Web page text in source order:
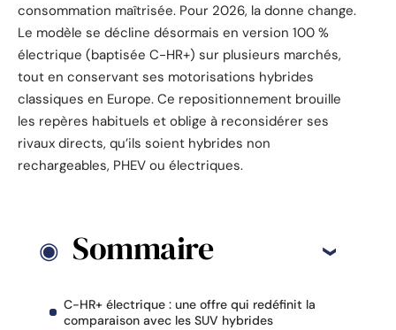
consommation maîtrisée. Pour 2026, la donne change.
Le modèle se décline désormais en version 100 %
électrique (baptisée C-HR+) sur plusieurs marchés,
tout en conservant ses motorisations hybrides
classiques en Europe. Ce repositionnement brouille
les repères habituels et oblige à reconsidérer ses
rivaux directs, qu’ils soient hybrides non
rechargeables, PHEV ou électriques.
Sommaire
C-HR+ électrique : une offre qui redéfinit la
comparaison avec les SUV hybrides